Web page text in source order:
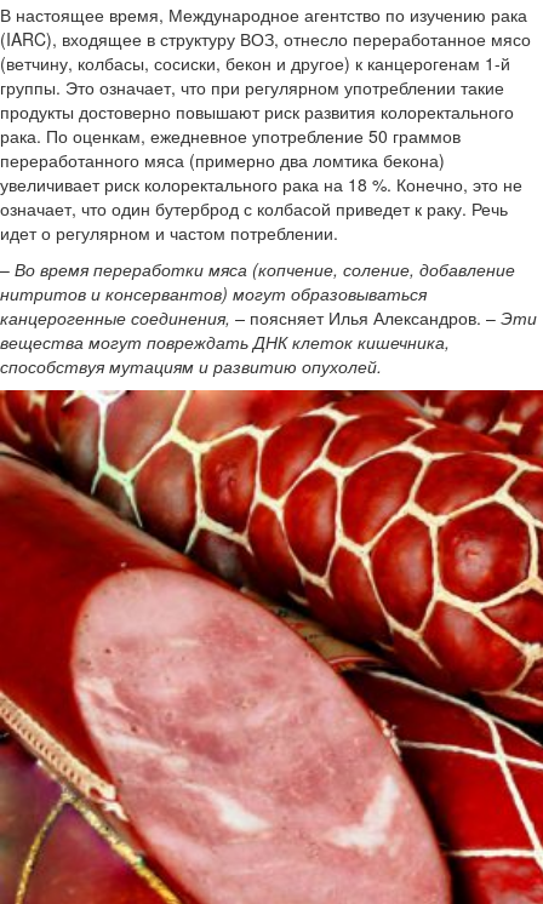
В настоящее время, Международное агентство по изучению рака
(IARC), входящее в структуру ВОЗ, отнесло переработанное мясо
(ветчину, колбасы, сосиски, бекон и другое) к канцерогенам 1-й
группы. Это означает, что при регулярном употреблении такие
продукты достоверно повышают риск развития колоректального
рака. По оценкам, ежедневное употребление 50 граммов
переработанного мяса (примерно два ломтика бекона)
увеличивает риск колоректального рака на 18 %. Конечно, это не
означает, что один бутерброд с колбасой приведет к раку. Речь
идет о регулярном и частом потреблении.
– Во время переработки мяса (копчение, соление, добавление
нитритов и консервантов) могут образовываться
канцерогенные соединения, – поясняет Илья Александров. – Эти
вещества могут повреждать ДНК клеток кишечника,
способствуя мутациям и развитию опухолей.